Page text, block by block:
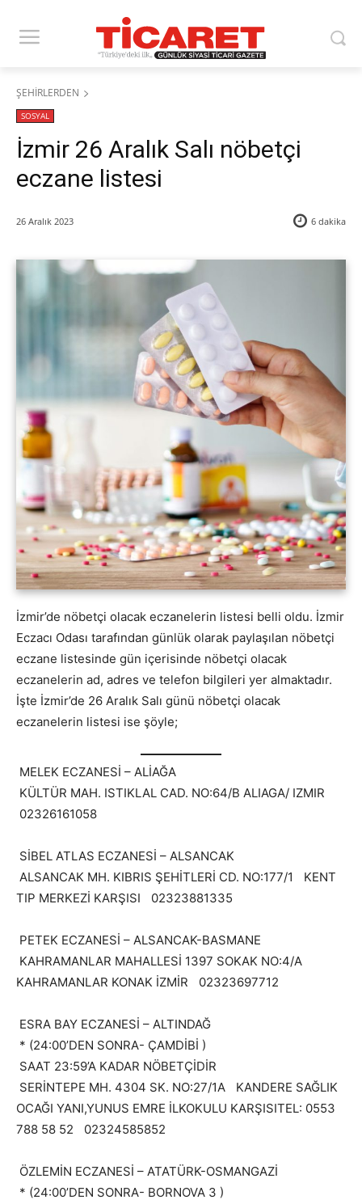
ŞEHİRLERDEN
SOSYAL
İzmir 26 Aralık Salı nöbetçi
eczane listesi
26 Aralık 2023 6 dakika
İzmir’de nöbetçi olacak eczanelerin listesi belli oldu. İzmir
Eczacı Odası tarafından günlük olarak paylaşılan nöbetçi
eczane listesinde gün içerisinde nöbetçi olacak
eczanelerin ad, adres ve telefon bilgileri yer almaktadır.
İşte İzmir’de 26 Aralık Salı günü nöbetçi olacak
eczanelerin listesi ise şöyle;
MELEK ECZANESİ – ALİAĞA
KÜLTÜR MAH. ISTIKLAL CAD. NO:64/B ALIAGA/ IZMIR
02326161058
SİBEL ATLAS ECZANESİ – ALSANCAK
ALSANCAK MH. KIBRIS ŞEHİTLERİ CD. NO:177/1 KENT
TIP MERKEZİ KARŞISI 02323881335
PETEK ECZANESİ – ALSANCAK-BASMANE
KAHRAMANLAR MAHALLESİ 1397 SOKAK NO:4/A
KAHRAMANLAR KONAK İZMİR 02323697712
ESRA BAY ECZANESİ – ALTINDAĞ
* (24:00’DEN SONRA- ÇAMDİBİ )
SAAT 23:59’A KADAR NÖBETÇİDİR
SERİNTEPE MH. 4304 SK. NO:27/1A KANDERE SAĞLIK
OCAĞI YANI,YUNUS EMRE İLKOKULU KARŞISITEL: 0553
788 58 52 02324585852
ÖZLEMİN ECZANESİ – ATATÜRK-OSMANGAZİ
* (24:00’DEN SONRA- BORNOVA 3 )